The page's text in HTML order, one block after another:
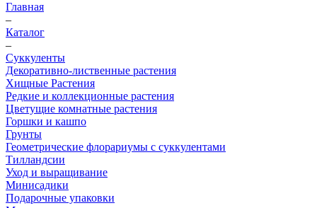
Главная
–
Каталог
–
Суккуленты
Декоративно-лиственные растения
Хищные Растения
Редкие и коллекционные растения
Цветущие комнатные растения
Горшки и кашпо
Грунты
Геометрические флорариумы с суккулентами
Тилландсии
Уход и выращивание
Минисадики
Подарочные упаковки